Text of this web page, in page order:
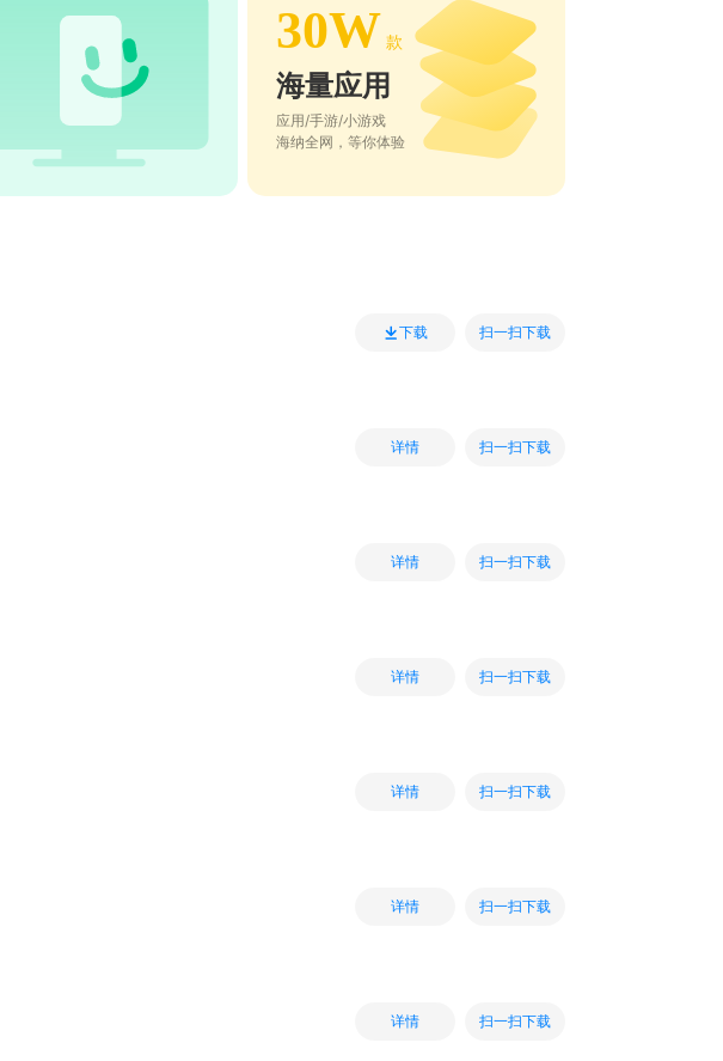
30W 款
海量应用
应用/手游/小游戏
海纳全网，等你体验
下载 扫一扫下载
详情 扫一扫下载
详情 扫一扫下载
详情 扫一扫下载
详情 扫一扫下载
详情 扫一扫下载
详情 扫一扫下载